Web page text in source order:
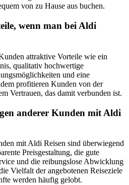
von zu Hause aus buchen.
wenn man bei Aldi
attraktive Vorteile wie ein
qualitativ hochwertige
und eine
profitieren Kunden von der
Vertrauen, das damit verbunden ist.
anderer Kunden mit Aldi
mit Aldi Reisen sind überwiegend
Preisgestaltung, die gute
und die reibungslose Abwicklung
Vielfalt der angebotenen Reiseziele
werden häufig gelobt.